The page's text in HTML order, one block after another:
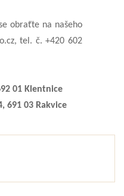
obraťte na našeho
tel. č. +420 602
01 Klentnice
691 03 Rakvice